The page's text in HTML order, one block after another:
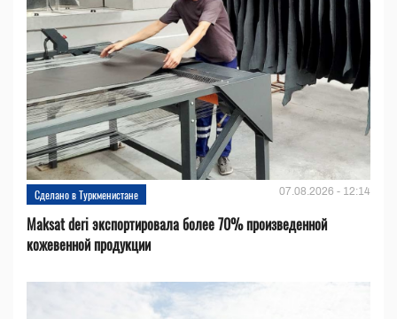
Сделано в Туркменистане 07.08.2026 - 12:14
Maksat deri экспортировала более 70% произведенной
кожевенной продукции